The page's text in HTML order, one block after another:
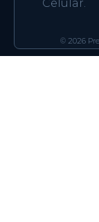
Celular.
© 2026